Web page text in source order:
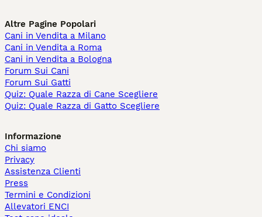
Altre Pagine Popolari
Cani in Vendita a Milano
Cani in Vendita a Roma
Cani in Vendita a Bologna
Forum Sui Cani
Forum Sui Gatti
Quiz: Quale Razza di Cane Scegliere
Quiz: Quale Razza di Gatto Scegliere
Informazione
Chi siamo
Privacy
Assistenza Clienti
Press
Termini e Condizioni
Allevatori ENCI